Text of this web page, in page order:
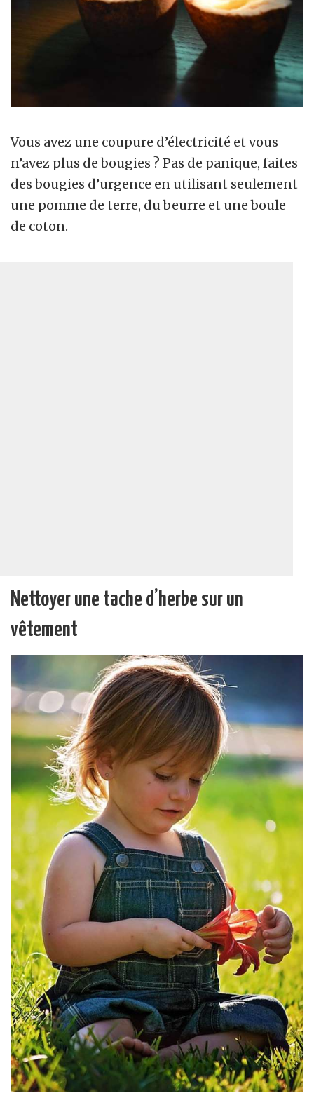
Vous avez une coupure d’électricité et vous
n’avez plus de bougies ? Pas de panique, faites
des bougies d’urgence en utilisant seulement
une pomme de terre, du beurre et une boule
de coton.
Nettoyer une tache d’herbe sur un
vêtement